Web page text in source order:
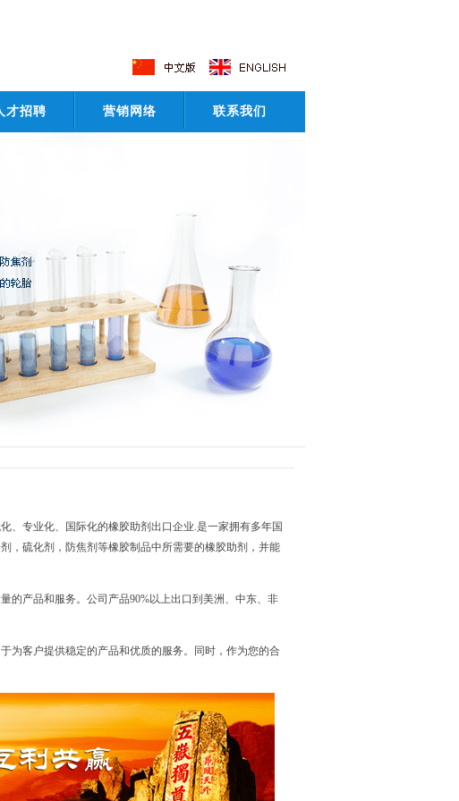
才招聘 营销网络 联系我们
专业化、国际化的橡胶助剂出口企业.是一家拥有多年国
，硫化剂，防焦剂等橡胶制品中所需要的橡胶助剂，并能
产品和服务。公司产品90%以上出口到美洲、中东、非
客户提供稳定的产品和优质的服务。同时，作为您的合